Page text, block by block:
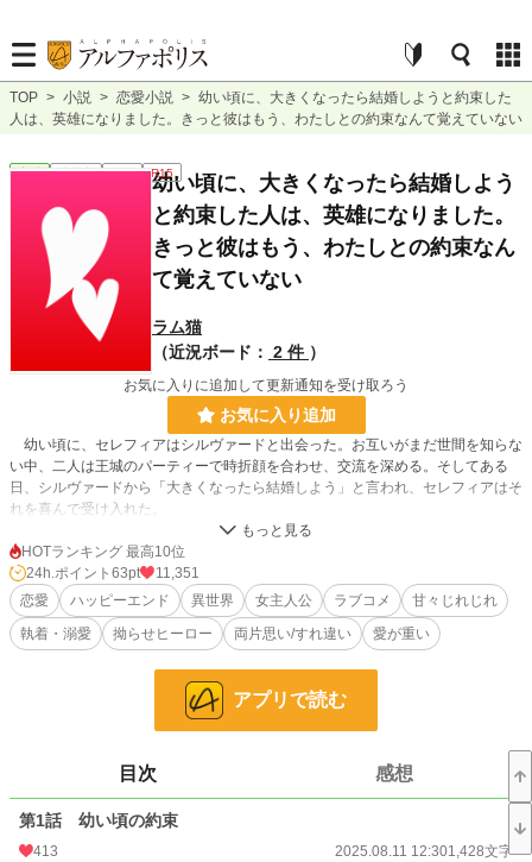
TOP > 小説 > 恋愛小説 > 幼い頃に、大きくなったら結婚しようと約束した
人は、英雄になりました。きっと彼はもう、わたしとの約束なんて覚えていない
恋愛 連載中 長編 R15
幼い頃に、大きくなったら結婚しよう
と約束した人は、英雄になりました。
きっと彼はもう、わたしとの約束なん
て覚えていない
ラム猫
（近況ボード： 2 件 ）
お気に入りに追加して更新通知を受け取ろう
お気に入り追加
幼い頃に、セレフィアはシルヴァードと出会った。お互いがまだ世間を知らな
い中、二人は王城のパーティーで時折顔を合わせ、交流を深める。そしてある
日、シルヴァードから「大きくなったら結婚しよう」と言われ、セレフィアはそ
れを喜んで受け入れた。
その後、十年以上彼と再会することはなかった。
三年間続いていた戦争が終わり、シルヴァードが王国を勝利に導いた英雄とし
て帰ってきた。彼の隣には、聖女の姿が。彼は自分との約束をとっくに忘れてい
るだろうと、セレフィアはその場を離れた。
面することになる。余計なことは言わず、ただ彼の治療をすることだけを考えて
いた。が、やけに彼との距離が近い。
それどころか、シルヴァードはセレフィアに甘く迫ってくる。これは治療者に
「シルフィード様。全てをおひとりで抱え込もうとなさらないでください。わた
しが、傍にいます」
「お願い、セレフィア。……君が傍にいてくれたら、僕はまともでいられる」
HOTランキング 最高10位
24h.ポイント 63pt
11,351
恋愛
ハッピーエンド 異世界 女主人公 ラブコメ
甘々じれじれ
執着・溺愛
拗らせヒーロー 両片思い/すれ違い 愛が重い
アプリで読む
目次 感想
第1話 幼い頃の約束
413 2025.08.11 12:301,428文字